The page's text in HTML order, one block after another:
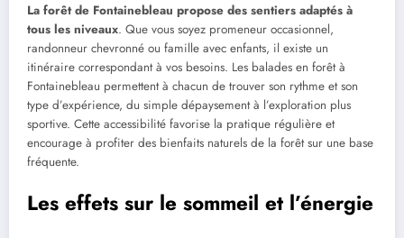
La forêt de Fontainebleau propose des sentiers adaptés à
tous les niveaux. Que vous soyez promeneur occasionnel,
randonneur chevronné ou famille avec enfants, il existe un
itinéraire correspondant à vos besoins. Les balades en forêt à
Fontainebleau permettent à chacun de trouver son rythme et son
type d’expérience, du simple dépaysement à l’exploration plus
sportive. Cette accessibilité favorise la pratique régulière et
encourage à profiter des bienfaits naturels de la forêt sur une base
fréquente.
Les effets sur le sommeil et l’énergie